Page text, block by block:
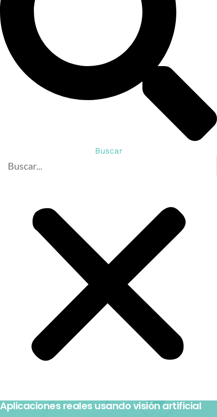
Buscar
Aplicaciones reales usando visión artificial